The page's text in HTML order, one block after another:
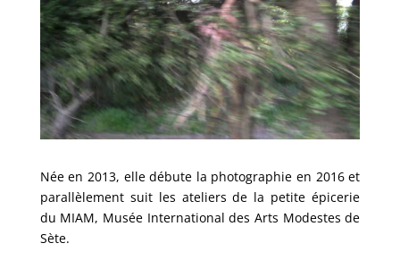
Née en 2013, elle débute la photographie en 2016 et
parallèlement suit les ateliers de la petite épicerie
du MIAM, Musée International des Arts Modestes de
Sète.